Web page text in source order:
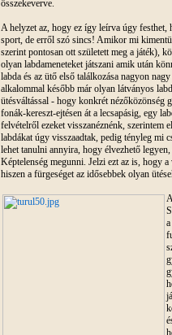
összekeverve.
A helyzet az, hogy ez így leírva úgy festhet,
sport, de erről szó sincs! Amikor mi
szerint pontosan ott született meg a játék),
olyan labdameneteket játszani amik után
labda és az ütő első találkozása nagyon
alkalommal később már olyan látványos
ütésváltással - hogy konkrét nézőközönség
fonák-kereszt-ejtésen át a lecsapásig, egy
felvételről ezeket visszanéznénk,
labdákat úgy visszaadtak, pedig tényleg mi
lehet tanulni annyira, hogy élvezhető
Képtelenség megunni. Jelzi ezt az is, hogy
hiszen a fürgeséget az idősebbek olyan